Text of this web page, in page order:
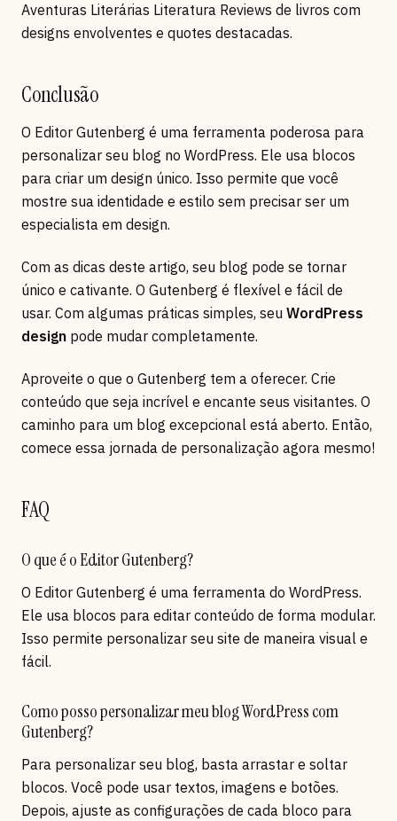
Aventuras Literárias Literatura Reviews de livros com
designs envolventes e quotes destacadas.
Conclusão
O Editor Gutenberg é uma ferramenta poderosa para
personalizar seu blog no WordPress. Ele usa blocos
para criar um design único. Isso permite que você
mostre sua identidade e estilo sem precisar ser um
especialista em design.
Com as dicas deste artigo, seu blog pode se tornar
único e cativante. O Gutenberg é flexível e fácil de
usar. Com algumas práticas simples, seu WordPress
design pode mudar completamente.
Aproveite o que o Gutenberg tem a oferecer. Crie
conteúdo que seja incrível e encante seus visitantes. O
caminho para um blog excepcional está aberto. Então,
comece essa jornada de personalização agora mesmo!
FAQ
O que é o Editor Gutenberg?
O Editor Gutenberg é uma ferramenta do WordPress.
Ele usa blocos para editar conteúdo de forma modular.
Isso permite personalizar seu site de maneira visual e
fácil.
Como posso personalizar meu blog WordPress com
Gutenberg?
Para personalizar seu blog, basta arrastar e soltar
blocos. Você pode usar textos, imagens e botões.
Depois, ajuste as configurações de cada bloco para